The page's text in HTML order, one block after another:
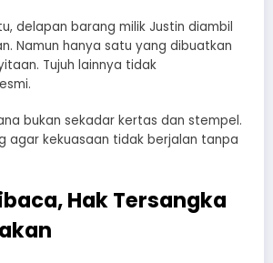
delapan barang milik Justin diambil
Namun hanya satu yang dibuatkan
Tujuh lainnya tidak
bukan sekadar kertas dan stempel.
agar kekuasaan tidak berjalan tanpa
Hak Tersangka